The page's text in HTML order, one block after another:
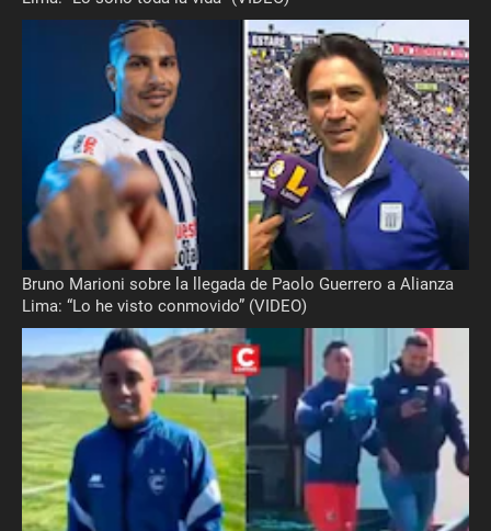
Bruno Marioni sobre la llegada de Paolo Guerrero a Alianza
Lima: “Lo he visto conmovido” (VIDEO)